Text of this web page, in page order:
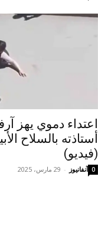
اعتداء دموي يهز
أستاذته بالسلاح
(فيديو)
آنفانيوز - 29 مارس، 2025 0